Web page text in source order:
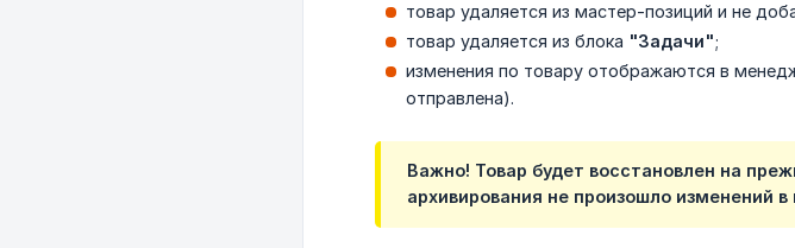
товар удаляется из мастер-позиций и не
товар удаляется из блока "Задачи";
изменения по товару отображаются в
отправлена).
Важно! Товар будет восстановлен на
архивирования не произошло изменений